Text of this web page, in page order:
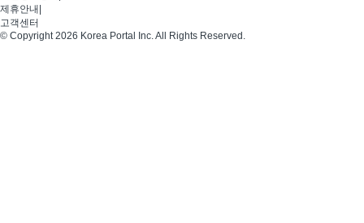
제휴안내
고객센터
© Copyright 2026 Korea Portal Inc. All Rights Reserved.